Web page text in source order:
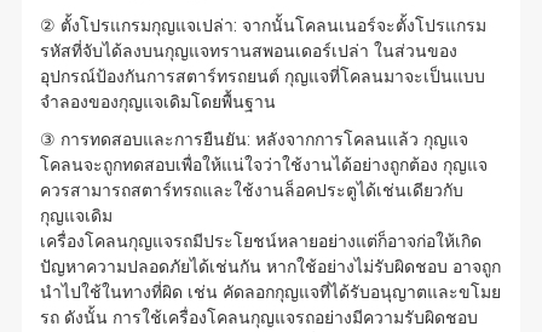
② ตั้งโปรแกรมกุญแจเปล่า: จากนั้นโคลนเนอร์จะตั้งโปรแกรม
รหัสที่จับได้ลงบนกุญแจทรานสพอนเดอร์เปล่า ในส่วนของ
อุปกรณ์ป้องกันการสตาร์ทรถยนต์ กุญแจที่โคลนมาจะเป็นแบบ
จำลองของกุญแจเดิมโดยพื้นฐาน
③ การทดสอบและการยืนยัน: หลังจากการโคลนแล้ว กุญแจ
โคลนจะถูกทดสอบเพื่อให้แน่ใจว่าใช้งานได้อย่างถูกต้อง กุญแจ
ควรสามารถสตาร์ทรถและใช้งานล็อคประตูได้เช่นเดียวกับ
กุญแจเดิม
เครื่องโคลนกุญแจรถมีประโยชน์หลายอย่างแต่ก็อาจก่อให้เกิด
ปัญหาความปลอดภัยได้เช่นกัน หากใช้อย่างไม่รับผิดชอบ อาจถูก
นำไปใช้ในทางที่ผิด เช่น คัดลอกกุญแจที่ได้รับอนุญาตและขโมย
รถ ดังนั้น การใช้เครื่องโคลนกุญแจรถอย่างมีความรับผิดชอบ